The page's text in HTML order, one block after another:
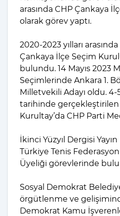
arasında CHP Çankaya
olarak görev yaptı.
2020-2023 yılları
Çankaya İlçe Seçim
bulundu. 14 Mayıs 2023
Seçimlerinde Ankara 1.
Milletvekili Adayı oldu. 4-
tarihinde gerçekleştirilen
Kurultay’da CHP Parti
İkinci Yüzyıl Dergisi
Türkiye Tenis
Üyeliği görevlerinde
Sosyal Demokrat
örgütlenme ve
Demokrat Kamu